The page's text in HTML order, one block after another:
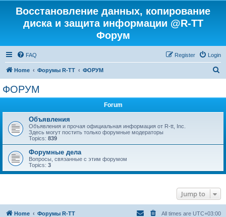
Восстановление данных, копирование
диска и защита информации @R-TT
Форум
FAQ Login
Register
Home Форумы R-TT ФОРУМ
ФОРУМ
Forum
Объявления
Объявления и прочая официальная информация от R-tt, Inc.
Здесь могут постить только форумные модераторы
Topics: 839
Форумные дела
Вопросы, связанные с этим форумом
Topics: 3
Jump to
Home Форумы R-TT All times are UTC+03:00